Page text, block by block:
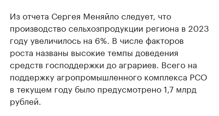
Из отчета Сергея Меняйло следует, что
производство сельхозпродукции региона в 2023
году увеличилось на 6%. В числе факторов
роста названы высокие темпы доведения
средств господдержки до аграриев. Всего на
поддержку агропромышленного комплекса РСО
в текущем году было предусмотрено 1,7 млрд
рублей.